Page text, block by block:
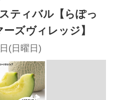
ティバル【らぽっ
ズヴィレッジ】
(日曜日)